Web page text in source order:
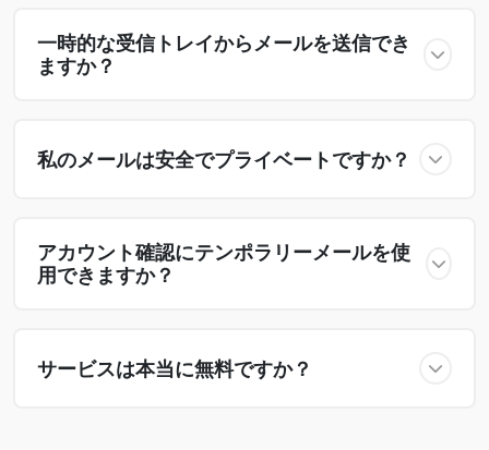
一時的な受信トレイからメールを送信でき
ますか？
私のメールは安全でプライベートですか？
アカウント確認にテンポラリーメールを使
用できますか？
サービスは本当に無料ですか？